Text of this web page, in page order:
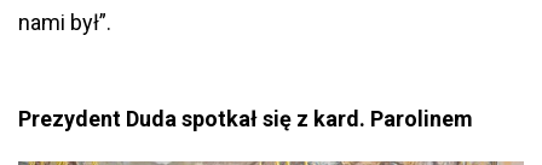
nami był”.
Prezydent Duda spotkał się z kard. Parolinem